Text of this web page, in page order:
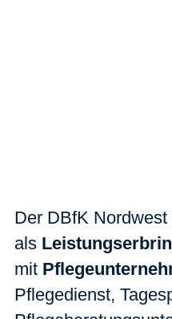
Der DBfK
als
mit
Pflegedienst,